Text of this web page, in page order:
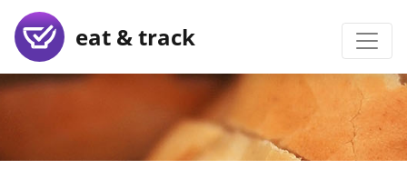
eat & track